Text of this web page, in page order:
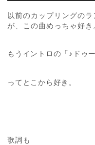
以前のカップリングの
が、この曲めっちゃ好き
もうイントロの「♪ドゥ
ってとこから好き。
歌詞も